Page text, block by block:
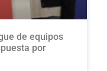
de equipos
por